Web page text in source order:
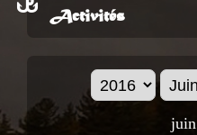
Activités
juin